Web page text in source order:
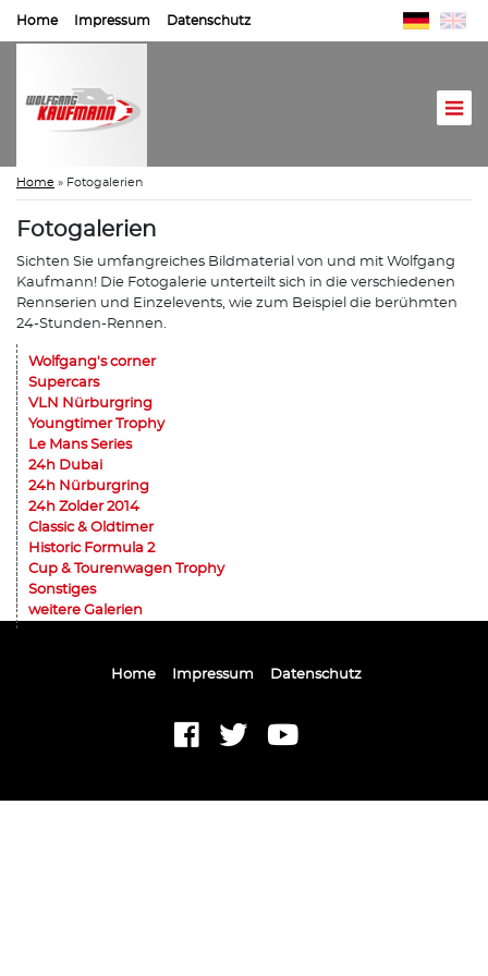
Home Impressum Datenschutz
Home » Fotogalerien
Fotogalerien
Sichten Sie umfangreiches Bildmaterial von und mit Wolfgang
Kaufmann! Die Fotogalerie unterteilt sich in die verschiedenen
Rennserien und Einzelevents, wie zum Beispiel die berühmten
24-Stunden-Rennen.
Wolfgang's corner
Supercars
VLN Nürburgring
Youngtimer Trophy
Le Mans Series
24h Dubai
24h Nürburgring
24h Zolder 2014
Classic & Oldtimer
Historic Formula 2
Cup & Tourenwagen Trophy
Sonstiges
weitere Galerien
Home Impressum Datenschutz